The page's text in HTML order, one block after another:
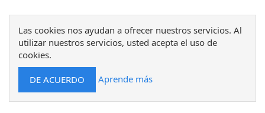
Las cookies nos ayudan a ofrecer nuestros servicios. Al
utilizar nuestros servicios, usted acepta el uso de
cookies.
Aprende más